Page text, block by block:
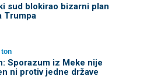
sud blokirao bizarni plan
Trumpa
Sporazum iz Meke nije
ni protiv jedne države